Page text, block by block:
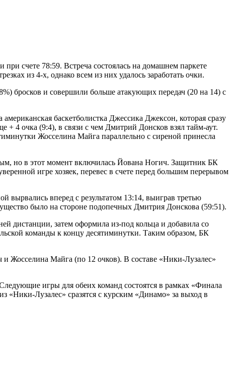
счете 78:59. Встреча состоялась на домашнем паркете
из 4-х, однако всем из них удалось заработать очки.
бросков и совершили больше атакующих передач (20 на 14) с
баскетболистка Джессика Джексон, которая сразу
+ 4 очка (9:4), в связи с чем Дмитрий Донсков взял тайм-аут.
Жосселина Майга параллельно с сиреной принесла
но в этот момент включилась Йована Ногич. Защитник БК
игре хозяек, перевес в счете перед большим перерывом
вырвались вперед с результатом 13:14, выиграв третью
было на стороне подопечных Дмитрия Донскова (59:51).
дистанции, затем оформила из-под кольца и добавила со
команды к концу десятиминутки. Таким образом, БК
Жосселина Майга (по 12 очков). В составе «Ники-Лузалес»
игры для обеих команд состоятся в рамках «Финала
«Ники-Лузалес» сразятся с курским «Динамо» за выход в